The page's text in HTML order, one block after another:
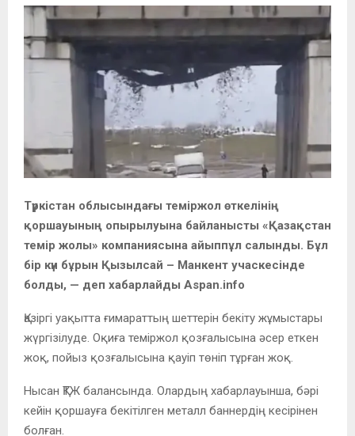
Түркістан облысындағы теміржол өткелінің
қоршауының опырылуына байланысты «Қазақстан
темір жолы» компаниясына айыппұл салынды. Бұл
бір күн бұрын Қызылсай – Манкент учаскесінде
болды, — деп хабарлайды Aspan.info
Қазіргі уақытта ғимараттың шеттерін бекіту жұмыстары
жүргізілуде. Оқиға теміржол қозғалысына әсер еткен
жоқ, пойыз қозғалысына қауіп төніп тұрған жоқ.
Нысан ҚТЖ балансында. Олардың хабарлауынша, бәрі
кейін қоршауға бекітілген металл баннердің кесірінен
болған.